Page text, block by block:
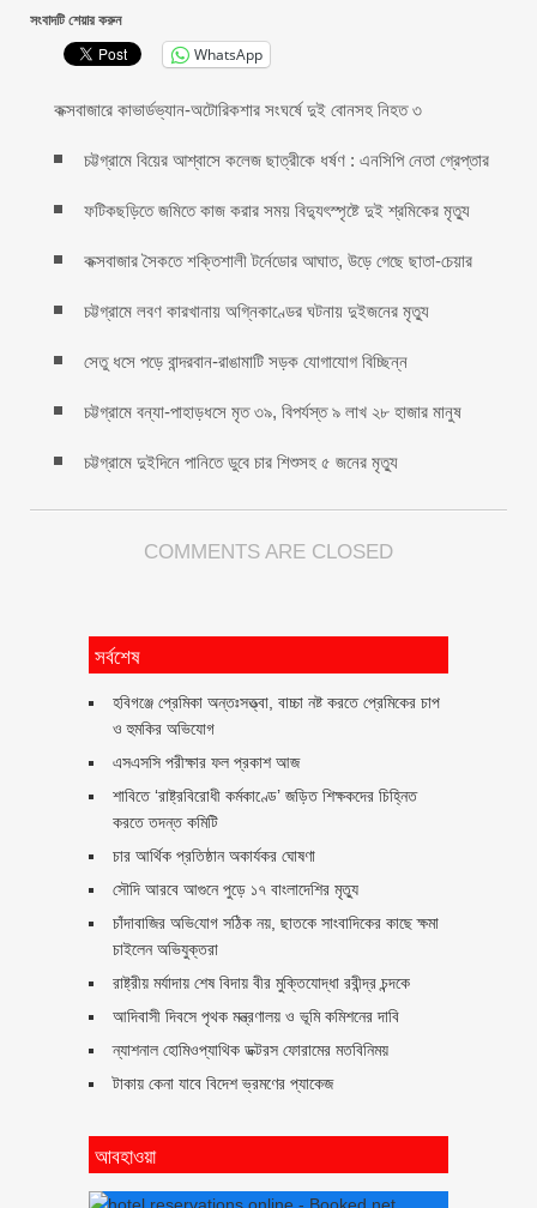
সংবাদটি শেয়ার করুন
WhatsApp
কক্সবাজারে কাভার্ডভ্যান-অটোরিকশার সংঘর্ষে দুই বোনসহ নিহত ৩
চট্টগ্রামে বিয়ের আশ্বাসে কলেজ ছাত্রীকে ধর্ষণ : এনসিপি নেতা গ্রেপ্তার
ফটিকছড়িতে জমিতে কাজ করার সময় বিদ্যুৎস্পৃষ্টে দুই শ্রমিকের মৃত্যু
কক্সবাজার সৈকতে শক্তিশালী টর্নেডোর আঘাত, উড়ে গেছে ছাতা-চেয়ার
চট্টগ্রামে লবণ কারখানায় অগ্নিকাণ্ডের ঘটনায় দুইজনের মৃত্যু
সেতু ধসে পড়ে বান্দরবান-রাঙামাটি সড়ক যোগাযোগ বিচ্ছিন্ন
চট্টগ্রামে বন্যা-পাহাড়ধসে মৃত ৩৯, বিপর্যস্ত ৯ লাখ ২৮ হাজার মানুষ
চট্টগ্রামে দুইদিনে পানিতে ডুবে চার শিশুসহ ৫ জনের মৃত্যু
COMMENTS ARE CLOSED
সর্বশেষ
হবিগঞ্জে প্রেমিকা অন্তঃসত্ত্বা, বাচ্চা নষ্ট করতে প্রেমিকের চাপ
ও হুমকির অভিযোগ
এসএসসি পরীক্ষার ফল প্রকাশ আজ
শাবিতে ‘রাষ্ট্রবিরোধী কর্মকাণ্ডে’ জড়িত শিক্ষকদের চিহ্নিত
করতে তদন্ত কমিটি
চার আর্থিক প্রতিষ্ঠান অকার্যকর ঘোষণা
সৌদি আরবে আগুনে পুড়ে ১৭ বাংলাদেশির মৃত্যু
চাঁদাবা‌জির অ‌ভি‌যোগ স‌ঠিক নয়, ছাতকে সাংবাদিকের কাছে ক্ষমা
চাইলেন অভিযুক্তরা
রাষ্ট্রীয় মর্যাদায় শেষ বিদায় বীর মুক্তিযোদ্ধা রবীন্দ্র চন্দকে
আদিবাসী দিবসে পৃথক মন্ত্রণালয় ও ভূমি কমিশনের দাবি
ন্যাশনাল হোমিওপ্যাথিক ডক্টরস ফোরামের মতবিনিময়
টাকায় কেনা যাবে বিদেশ ভ্রমণের প্যাকেজ
আবহাওয়া